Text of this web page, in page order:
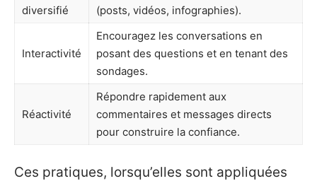
diversifié
(posts, vidéos, infographies).
Interactivité
Encouragez les conversations en
posant des questions et en tenant des
sondages.
Réactivité
Répondre rapidement aux
commentaires et messages directs
pour construire la confiance.
Ces pratiques, lorsqu’elles sont appliquées